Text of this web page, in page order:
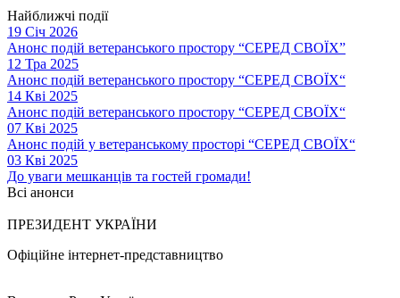
Найближчі події
19 Січ 2026
Анонс подій ветеранського простору “СЕРЕД СВОЇХ”
12 Тра 2025
Анонс подій ветеранського простору “СЕРЕД СВОЇХ“
14 Кві 2025
Анонс подій ветеранського простору “СЕРЕД СВОЇХ“
07 Кві 2025
Анонс подій у ветеранському просторі “СЕРЕД СВОЇХ“
03 Кві 2025
До уваги мешканців та гостей громади!
Всі анонси
ПРЕЗИДЕНТ УКРАЇНИ
Офіційне інтернет-представництво